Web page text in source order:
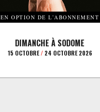
EN OPTION DE L’ABONNEMENT
DIMANCHE À SODOME
15 OCTOBRE/24 OCTOBRE 2026